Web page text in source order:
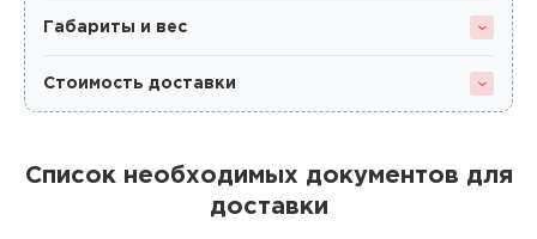
Габариты и вес
Стоимость доставки
Список необходимых документов для
доставки